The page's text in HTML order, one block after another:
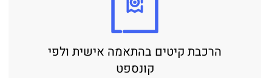
הרכבת קיטים בהתאמה אישית ולפי
קונספט